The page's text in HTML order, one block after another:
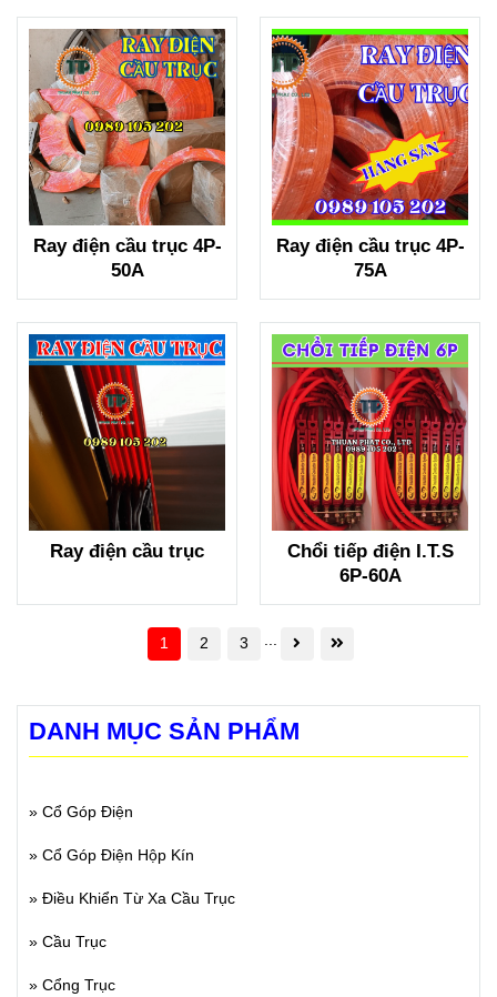
Ray điện cầu trục 4P-
50A
Ray điện cầu trục 4P-
75A
Ray điện cầu trục
Chổi tiếp điện I.T.S
6P-60A
1 2 3
DANH MỤC SẢN PHẨM
» Cổ Góp Điện
» Cổ Góp Điện Hộp Kín
» Điều Khiển Từ Xa Cầu Trục
» Cầu Trục
» Cổng Trục